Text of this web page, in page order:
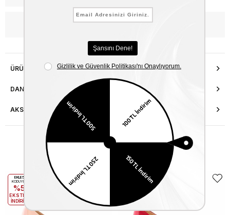
WhatsApp’tan Bilgi Al
ÜRÜN ÖZELLIKLERI
DANIŞMA HATTI
AKSESUAR ONARIMI
Benzer Ürünler
EKLE5
KODUYLA
%5
EKSTRA
İNDİRİM
İNDİRİM